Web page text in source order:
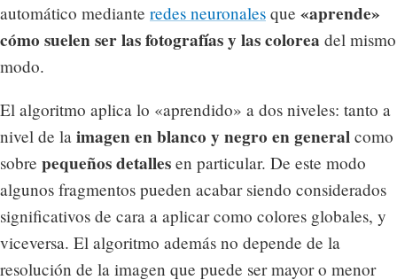
automático mediante redes neuronales que «aprende»
cómo suelen ser las fotografías y las colorea del mismo
modo.
El algoritmo aplica lo «aprendido» a dos niveles: tanto a
nivel de la imagen en blanco y negro en general como
sobre pequeños detalles en particular. De este modo
algunos fragmentos pueden acabar siendo considerados
significativos de cara a aplicar como colores globales, y
viceversa. El algoritmo además no depende de la
resolución de la imagen que puede ser mayor o menor